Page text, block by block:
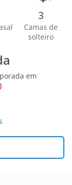
3
Camas de
solteiro
em